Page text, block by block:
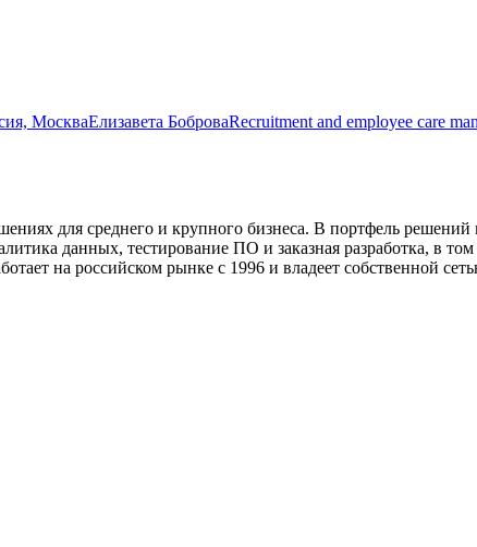
Елизавета БоброваRecruitment and employee care
для среднего и крупного бизнеса. В портфель решений
данных, тестирование ПО и заказная разработка, в
на российском рынке с 1996 и владеет собственной